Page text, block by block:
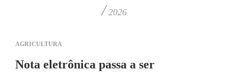
/ 2026
AGRICULTURA
Nota eletrônica passa a ser